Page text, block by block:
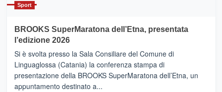
con
la
Al
via
i
collegamenti
Sport
BROOKS SuperMaratona dell’Etna, presentata
l’edizione 2026
Si è svolta presso la Sala Consiliare del Comune di
Linguaglossa (Catania) la conferenza stampa di
presentazione della BROOKS SuperMaratona dell’Etna, un
appuntamento destinato a...